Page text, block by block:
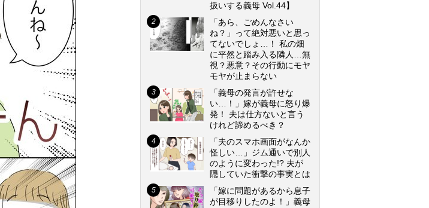
扱いする義母 Vol.44】
「あら、ごめんなさい
ね？」って絶対悪いと思っ
てないでしょ…！ 私の畑
に平然と踏み入る隣人…無
視？悪意？その行動にモヤ
モヤが止まらない
「義母の発言が許せな
い…！」嫁が義母に怒り爆
発！ 夫は仕方ないと言う
けれど諦めるべき？
「夫のスマホ画面がなんか
怪しい…」ジム通いで別人
のように変わった!? 夫が
隠していた衝撃の事実とは
「嫁に問題があるから息子
が目移りしたのよ！」義母